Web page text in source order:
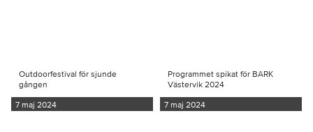
Outdoorfestival för sjunde
gången
7 maj 2024
Programmet spikat för BARK
Västervik 2024
7 maj 2024